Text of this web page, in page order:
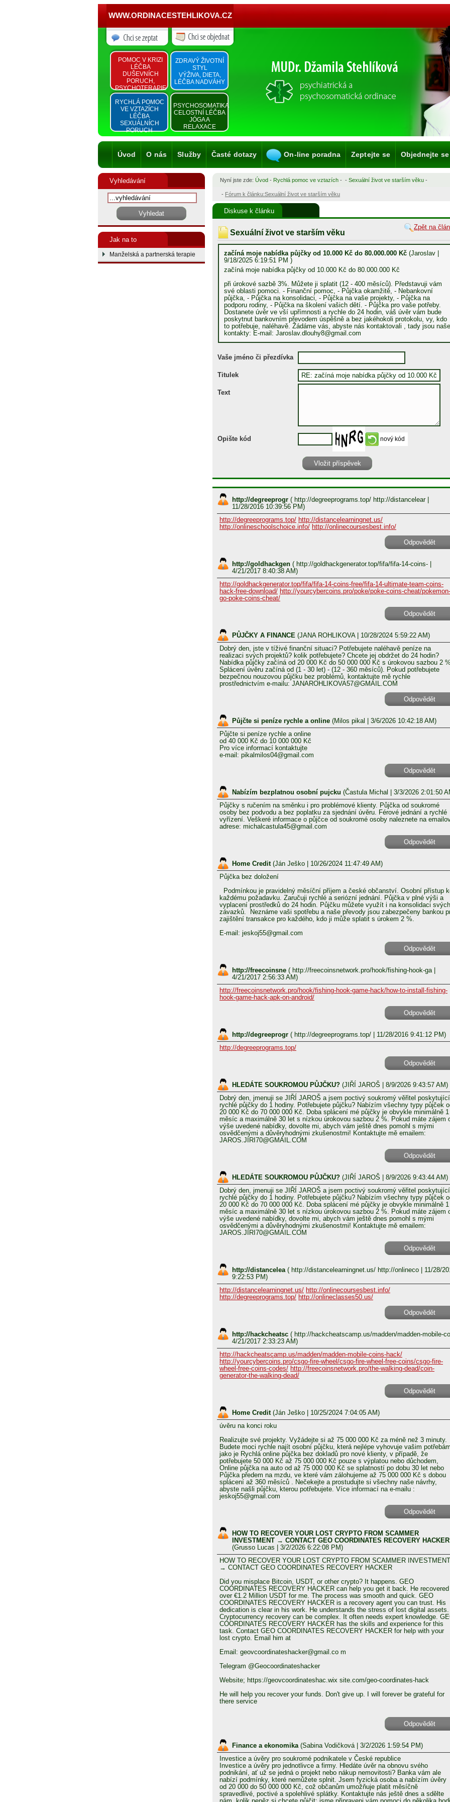
WWW.ORDINACESTEHLIKOVA.CZ
POMOC V KRIZI
LÉČBA
DUŠEVNÍCH
PORUCH,
PSYCHOTERAPIE
ZDRAVÝ ŽIVOTNÍ
STYL
VÝŽIVA, DIETA,
LÉČBA NADVÁHY
RYCHLÁ POMOC
VE VZTAZÍCH
LÉČBA
SEXUÁLNÍCH
PORUCH
PSYCHOSOMATIKA
CELOSTNÍ LÉČBA
JÓGA A
RELAXACE
Úvod O nás Služby Časté dotazy On-line poradna Zeptejte se Objednejte se
Vyhledávání
Jak na to
Manželská a partnerská terapie
Nyní jste zde: Úvod - Rychlá pomoc ve vztazích - - Sexuální život ve starším věku -
- Fórum k článku:Sexuální život ve starším věku
Diskuse k článku
Zpět na
Sexuální život ve starším věku
začíná moje nabídka půjčky od 10.000 Kč do 80.000.000 Kč (Jaroslav |
9/18/2025 6:19:51 PM )
začíná moje nabídka půjčky od 10.000 Kč do 80.000.000 Kč
při úrokové sazbě 3%. Můžete ji splatit (12 - 400 měsíců). Představuji vám
své oblasti pomoci. - Finanční pomoc, - Půjčka okamžitě, - Nebankovní
půjčka, - Půjčka na konsolidaci, - Půjčka na vaše projekty, - Půjčka na
podporu rodiny, - Půjčka na školení vašich dětí. - Půjčka pro vaše potřeby.
Dostanete úvěr ve vší upřímnosti a rychle do 24 hodin, váš úvěr vám bude
poskytnut bankovním převodem úspěšně a bez jakéhokoli protokolu, vy, kdo
to potřebuje, naléhavě. Žádáme vás, abyste nás kontaktovali , tady jsou naše
kontakty: E-mail: Jaroslav.dlouhy8@gmail.com
Vaše jméno či přezdívka
Titulek
Text
Opište kód
http://degreeprogr ( http://degreeprograms.top/ http://distancelear|
11/28/2016 10:39:56 PM)
http://degreeprograms.top/ http://distancelearningnet.us/
http://onlineschoolschoice.info/ http://onlinecoursesbest.info/
Odpovědět
http://goldhackgen ( http://goldhackgenerator.top/fifa/fifa-14-coins-
4/21/2017 8:40:38 AM)
http://goldhackgenerator.top/fifa/fifa-14-coins-free/fifa-14-ultimate-team-coins-
hack-free-download/ http://yourcybercoins.pro/poke/poke-coins-cheat/pokemon-
go-poke-coins-cheat/
Odpovědět
PŮJČKY A FINANCE (JANA ROHLIKOVA| 10/28/2024 5:59:22 AM)
Dobrý den, jste v tíživé finanční situaci? Potřebujete naléhavě peníze na
realizaci svých projektů? kolik potřebujete? Chcete jej obdržet do 24 hodin?
Nabídka půjčky začíná od 20 000 Kč do 50 000 000 Kč s úrokovou sazbou 2
Splácení úvěru začíná od (1 - 30 let) - (12 - 360 měsíců). Pokud potřebujete
bezpečnou nouzovou půjčku bez problémů, kontaktujte mě rychle
prostřednictvím e-mailu: JANAROHLIKOVA57@GMAIL.COM
Odpovědět
Půjčte si peníze rychle a online (Milos pikal
| 3/6/2026 10:42:18 AM)
Půjčte si peníze rychle a online
od 40 000 Kč do 10 000 000 Kč
Pro více informací kontaktujte
e-mail: pikalmilos04@gmail.com
Odpovědět
Nabízím bezplatnou osobní pujcku (Častula Michal
| 3/3/2026 2:01:50
Půjčky s ručením na směnku i pro problémové klienty. Půjčka od soukromé
osoby bez podvodu a bez poplatku za sjednání úvěru. Férové ​​jednání a rychlé
vyřízení. Veškeré informace o půjčce od soukromé osoby naleznete na
adrese: michalcastula45@gmail.com
Odpovědět
Home Credit (Ján Ješko
| 10/26/2024 11:47:49 AM)
Půjčka bez doložení
Podmínkou je pravidelný měsíční příjem a české občanství. Osobní přístup
každému požadavku. Zaručuji rychlé a seriózní jednání. Půjčka v plné výši a
vyplacení prostředků do 24 hodin. Půjčku můžete využít i na konsolidaci svých
závazků. Neznáme vaši spotřebu a naše převody jsou zabezpečeny bankou
zajištění transakce pro každého, kdo ji může splatit s úrokem 2 %.
E-mail: jeskoj55@gmail.com
Odpovědět
http://freecoinsne ( http://freecoinsnetwork.pro/hook/fishing-hook-ga|
4/21/2017 2:56:33 AM)
http://freecoinsnetwork.pro/hook/fishing-hook-game-hack/how-to-install-fishing-
hook-game-hack-apk-on-android/
Odpovědět
http://degreeprogr ( http://degreeprograms.top/
| 11/28/2016 9:41:12 PM)
http://degreeprograms.top/
Odpovědět
HLEDÁTE SOUKROMOU PŮJČKU? (JIŘÍ JAROŠ | 8/9/2026 9:43:57 AM)
Dobrý den, jmenuji se JIŘÍ JAROŠ a jsem poctivý soukromý věřitel poskytující
rychlé půjčky do 1 hodiny. Potřebujete půjčku? Nabízím všechny typy půjček
20 000 Kč do 70 000 000 Kč. Doba splácení mé půjčky je obvykle minimálně 1
měsíc a maximálně 30 let s nízkou úrokovou sazbou 2 %. Pokud máte zájem
výše uvedené nabídky, dovolte mi, abych vám ještě dnes pomohl s mými
osvědčenými a důvěryhodnými zkušenostmi! Kontaktujte mě emailem:
JAROS.JIRI70@GMAIL.COM
Odpovědět
HLEDÁTE SOUKROMOU PŮJČKU? (JIŘÍ JAROŠ | 8/9/2026 9:43:44 AM)
Dobrý den, jmenuji se JIŘÍ JAROŠ a jsem poctivý soukromý věřitel poskytující
rychlé půjčky do 1 hodiny. Potřebujete půjčku? Nabízím všechny typy půjček
20 000 Kč do 70 000 000 Kč. Doba splácení mé půjčky je obvykle minimálně 1
měsíc a maximálně 30 let s nízkou úrokovou sazbou 2 %. Pokud máte zájem
výše uvedené nabídky, dovolte mi, abych vám ještě dnes pomohl s mými
osvědčenými a důvěryhodnými zkušenostmi! Kontaktujte mě emailem:
JAROS.JIRI70@GMAIL.COM
Odpovědět
http://distancelea ( http://distancelearningnet.us/ http://onlineco | 11/28/
9:22:53 PM)
http://distancelearningnet.us/ http://onlinecoursesbest.info/
http://degreeprograms.top/ http://onlineclasses50.us/
Odpovědět
http://hackcheatsc ( http://hackcheatscamp.us/madden/madden-mobile-co
4/21/2017 2:33:23 AM)
http://hackcheatscamp.us/madden/madden-mobile-coins-hack/
http://yourcybercoins.pro/csgo-fire-wheel/csgo-fire-wheel-free-coins/csgo-fire-
wheel-free-coins-codes/ http://freecoinsnetwork.pro/the-walking-dead/coin-
generator-the-walking-dead/
Odpovědět
Home Credit (Ján Ješko
| 10/25/2024 7:04:05 AM)
úvěru na konci roku
Realizujte své projekty. Vyžádejte si až 75 000 000 Kč za méně než 3 minuty.
Budete moci rychle najít osobní půjčku, která nejlépe vyhovuje vašim
jako je Rychlá online půjčka bez dokladů pro nové klienty, v případě, že
potřebujete 50 000 Kč až 75 000 000 Kč pouze s výplatou nebo důchodem,
Online půjčka na auto od až 75 000 000 Kč se splatností po dobu 30 let nebo
Půjčka předem na mzdu, ve které vám zálohujeme až 75 000 000 Kč s dobou
splácení až 360 měsíců . Nečekejte a prostudujte si všechny naše návrhy,
abyste našli půjčku, kterou potřebujete. Více informací na e-mailu :
jeskoj55@gmail.com
Odpovědět
HOW TO RECOVER YOUR LOST CRYPTO FROM SCAMMER
INVESTMENT → CONTACT GEO COORDINATES RECOVERY HACKER
(Grusso Lucas | 3/2/2026 6:22:08 PM)
HOW TO RECOVER YOUR LOST CRYPTO FROM SCAMMER INVESTMENT
→ CONTACT GEO COORDINATES RECOVERY HACKER
Did you misplace Bitcoin, USDT, or other crypto? It happens. GEO
COORDINATES RECOVERY HACKER can help you get it back. He recovered
over €1.2 Million USDT for me. The process was smooth and quick. GEO
COORDINATES RECOVERY HACKER is a recovery agent you can trust. His
dedication is clear in his work. He understands the stress of lost digital assets.
Cryptocurrency recovery can be complex. It often needs expert knowledge.
COORDINATES RECOVERY HACKER has the skills and experience for this
task. Contact GEO COORDINATES RECOVERY HACKER for help with your
lost crypto. Email him at
Email: geovcoordinateshacker@gmail.co m
Telegram @Geocoordinateshacker
Website; https://geovcoordinateshac.wix site.com/geo-coordinates-hack
He will help you recover your funds. Don't give up. I will forever be grateful for
there service
Odpovědět
Finance a ekonomika (Sabina Vodičková
| 3/2/2026 1:59:54 PM)
Investice a úvěry pro soukromé podnikatele v České republice
Investice a úvěry pro jednotlivce a firmy. Hledáte úvěr na obnovu svého
podnikání, ať už se jedná o projekt nebo nákup nemovitosti? Banka vám ale
nabízí podmínky, které nemůžete splnit. Jsem fyzická osoba a nabízím úvěry
od 20 000 do 50 000 000 Kč, což občanům umožňuje platit měsíčně
spravedlivé, poctivé a spolehlivé splátky. Kontaktujte nás ještě dnes a sdělte